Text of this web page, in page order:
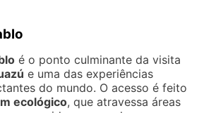
é o ponto culminante da visita
e uma das experiências
do mundo. O acesso é feito
ecológico, que atravessa áreas